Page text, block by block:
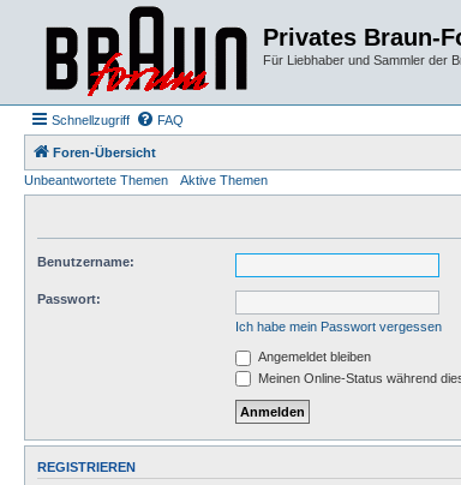
Privates Braun-
Für Liebhaber und Sammler der
Schnellzugriff FAQ
Foren-Übersicht
Unbeantwortete Themen
Aktive Themen
Benutzername:
Passwort:
Ich habe mein Passwort vergessen
Angemeldet bleiben
Meinen Online-Status während
REGISTRIEREN